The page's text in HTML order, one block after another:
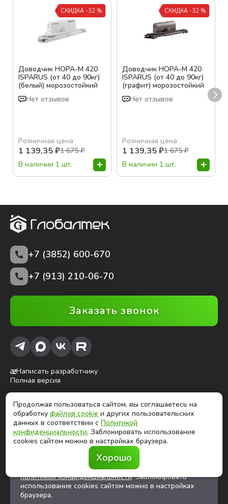
СКИДКА -32 %
Доводчик НОРА-М 420
ISPARUS (от 40 до 90кг)
(белый) морозостойкий
Нет отзывов
Розничная цена
1 139,35₽1 675₽
В наличии 1 шт.
СКИДКА -32 %
Доводчик НОРА-М 420
ISPARUS (от 40 до 90кг)
(графит) морозостойкий
Нет отзывов
Розничная цена
1 139,35₽1 675₽
В наличии 1 шт.
+7 (3852) 600-670
+7 (913) 210-06-70
Заказать звонок
Написать разработчику
Полная версия
ⓒ Глобалтек, 2026
Цены на сайте не являются публичной офертой
Продолжая использовать сайт, вы соглашаетесь на
файлов cookiesи других
пользовательских данных в соответствии с
политикой конфиденциальности. Заблокировать
использование cookies сайтом можно в настройках
браузера.
Продолжая пользоваться сайтом, вы соглашаетесь на
обработкуфайлов cookie и других пользовательских
данных в соответствии сПолитикой
конфиденциальности. Заблокировать использование
cookies сайтом можно в настройках браузера.
Хорошо